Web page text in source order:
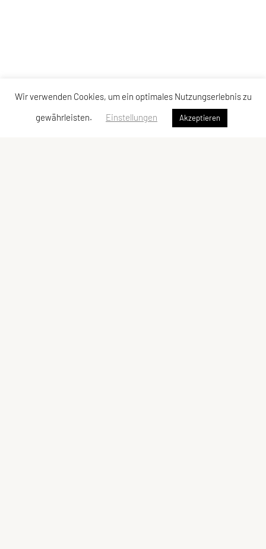
Wir verwenden Cookies, um ein optimales Nutzungserlebnis zu
gewährleisten.
Einstellungen Akzeptieren